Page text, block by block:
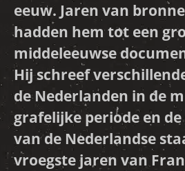
eeuw. Jaren van
hadden hem tot een
middeleeuwse
Hij schreef
de Nederlanden in de
grafelijke periode en de
van de Nederlandse
vroegste jaren van